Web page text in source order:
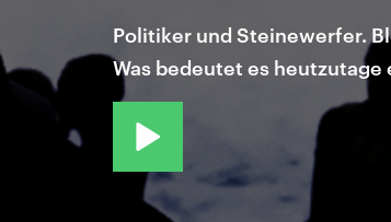
Politiker und Steinewerfer.
Was bedeutet es